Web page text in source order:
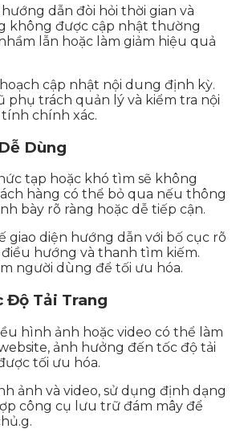
dẫn đòi hỏi thời gian và
không được cập nhật thường
lẫn hoặc làm giảm hiệu quả
hoạch cập nhật nội dung định kỳ.
phụ trách quản lý và kiểm tra nội
chính xác.
Dùng
tạp hoặc khó tìm sẽ không
hàng có thể bỏ qua nếu thông
bày rõ ràng hoặc dễ tiếp cận.
giao diện hướng dẫn với bố cục rõ
hướng và thanh tìm kiếm.
người dùng để tối ưu hóa.
Độ Tải Trang
hình ảnh hoặc video có thể làm
ảnh hưởng đến tốc độ tải
tối ưu hóa.
ảnh và video, sử dụng định dạng
công cụ lưu trữ đám mây để